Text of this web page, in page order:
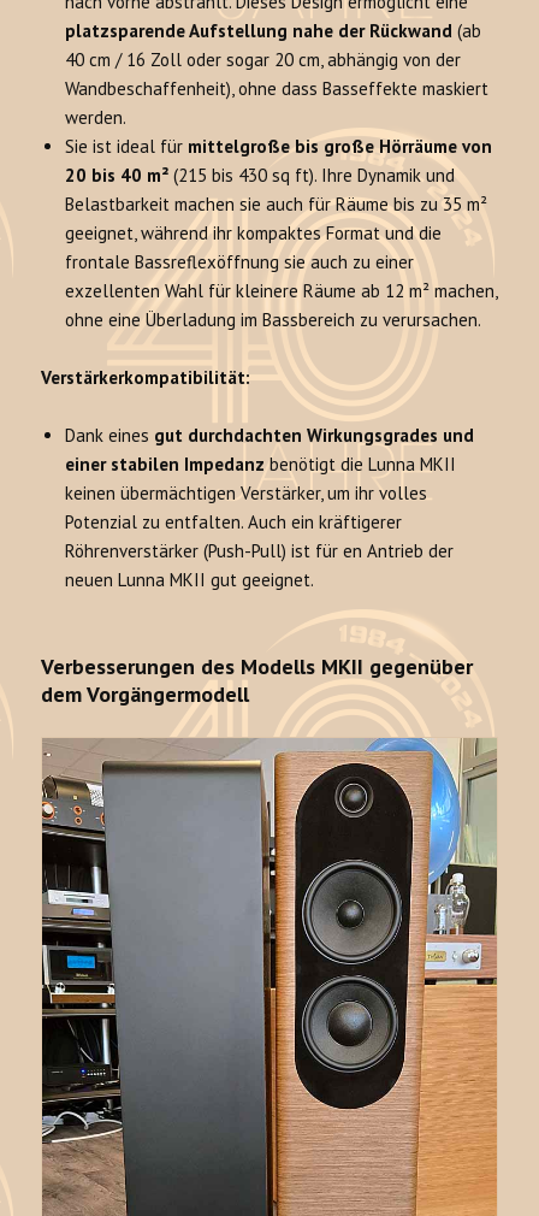
platzsparende Aufstellung nahe der Rückwand (ab
40 cm / 16 Zoll oder sogar 20 cm, abhängig von der
Wandbeschaffenheit), ohne dass Basseffekte maskiert
werden.
Sie ist ideal für mittelgroße bis große Hörräume von
20 bis 40 m² (215 bis 430 sq ft). Ihre Dynamik und
Belastbarkeit machen sie auch für Räume bis zu 35 m²
geeignet, während ihr kompaktes Format und die
frontale Bassreflexöffnung sie auch zu einer
exzellenten Wahl für kleinere Räume ab 12 m² machen,
ohne eine Überladung im Bassbereich zu verursachen.
Verstärkerkompatibilität:
Dank eines gut durchdachten Wirkungsgrades und
einer stabilen Impedanz benötigt die Lunna MKII
keinen übermächtigen Verstärker, um ihr volles
Potenzial zu entfalten. Auch ein kräftigerer
Röhrenverstärker (Push-Pull) ist für en Antrieb der
neuen Lunna MKII gut geeignet.
Verbesserungen des Modells MKII gegenüber
dem Vorgängermodell